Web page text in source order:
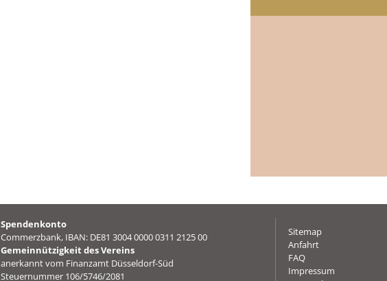
Spendenkonto
Commerzbank, IBAN: DE81 3004 0000 0311 2125 00
Gemeinnützigkeit des Vereins
anerkannt vom Finanzamt Düsseldorf-Süd
Steuernummer 106/5746/2081
Sitemap
Anfahrt
FAQ
Impressum